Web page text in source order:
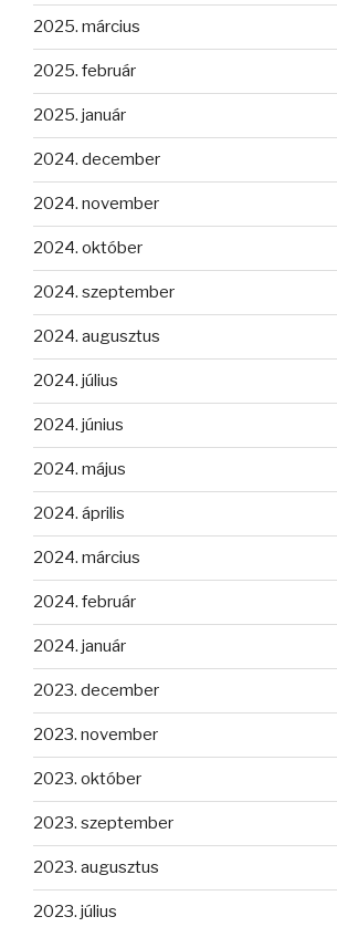
2025. március
2025. február
2025. január
2024. december
2024. november
2024. október
2024. szeptember
2024. augusztus
2024. július
2024. június
2024. május
2024. április
2024. március
2024. február
2024. január
2023. december
2023. november
2023. október
2023. szeptember
2023. augusztus
2023. július